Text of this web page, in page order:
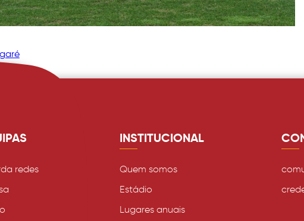
redes
INSTITUCIONAL
Quem somos
Estádio
Lugares anuais